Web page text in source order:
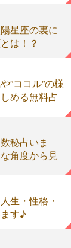
星座の裏に
は！？
”ココル”の様
める無料占
秘占いま
角度から見
生・性格・
す♪